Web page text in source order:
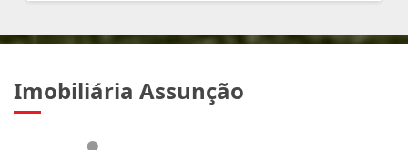
Imobiliária Assunção